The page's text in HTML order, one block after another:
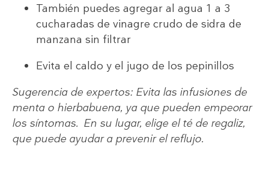
También puedes agregar al agua 1 a 3
cucharadas de vinagre crudo de sidra de
manzana sin filtrar
Evita el caldo y el jugo de los pepinillos
Sugerencia de expertos: Evita las infusiones de
menta o hierbabuena, ya que pueden empeorar
los síntomas. En su lugar, elige el té de regaliz,
que puede ayudar a prevenir el reflujo.